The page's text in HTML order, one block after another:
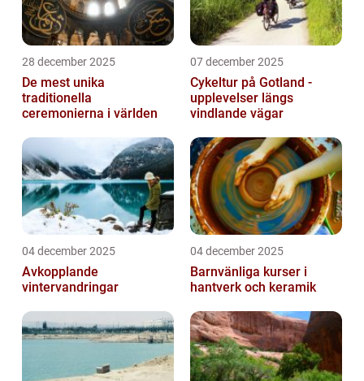
28 december 2025
De mest unika
traditionella
ceremonierna i världen
07 december 2025
Cykeltur på Gotland -
upplevelser längs
vindlande vägar
04 december 2025
Avkopplande
vintervandringar
04 december 2025
Barnvänliga kurser i
hantverk och keramik